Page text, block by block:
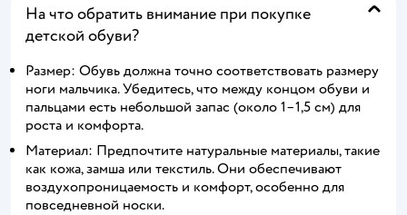
На что обратить внимание при покупке
детской обуви?
Размер: Обувь должна точно соответствовать размеру
ноги мальчика. Убедитесь, что между концом обуви и
пальцами есть небольшой запас (около 1–1,5 см) для
роста и комфорта.
Материал: Предпочтите натуральные материалы, такие
как кожа, замша или текстиль. Они обеспечивают
воздухопроницаемость и комфорт, особенно для
повседневной носки.